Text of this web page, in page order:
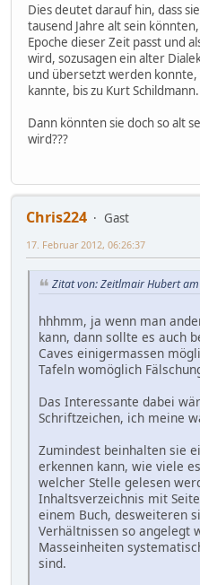
Dies deutet darauf hin, dass
tausend Jahre alt sein
Epoche dieser Zeit passt und
wird, sozusagen ein alter
und übersetzt werden
kannte, bis zu Kurt
Dann könnten sie doch so alt
wird???
Chris224
Gast
17. Februar 2012, 06:26:37
Zitat von: Zeitlmair Hubert
hhhmm, ja wenn man
kann, dann sollte es auch
Caves einigermassen
Tafeln womöglich
Das Interessante dabei
Schriftzeichen, ich meine
Zumindest beinhalten sie
erkennen kann, wie viele
welcher Stelle gelesen
Inhaltsverzeichnis mit
einem Buch, desweiteren
Verhältnissen so angelegt
Masseinheiten
sind.